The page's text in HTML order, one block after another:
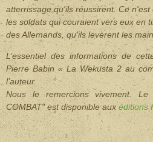
atterrissage qu'ils réussirent. Ce
les soldats qui couraient vers eux en
des Allemands, qu'ils levèrent les
L’essentiel des informations de
Pierre Babin « La Wekusta 2 au
l’auteur.
Nous le remercions vivement.
COMBAT" est disponible aux éditions